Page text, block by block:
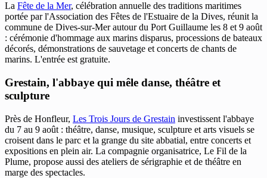
La Fête de la Mer, célébration annuelle des traditions maritimes
portée par l'Association des Fêtes de l'Estuaire de la Dives, réunit la
commune de Dives-sur-Mer autour du Port Guillaume les 8 et 9 août
: cérémonie d'hommage aux marins disparus, processions de bateaux
décorés, démonstrations de sauvetage et concerts de chants de
marins. L'entrée est gratuite.
Grestain, l'abbaye qui mêle danse, théâtre et
sculpture
Près de Honfleur, Les Trois Jours de Grestain investissent l'abbaye
du 7 au 9 août : théâtre, danse, musique, sculpture et arts visuels se
croisent dans le parc et la grange du site abbatial, entre concerts et
expositions en plein air. La compagnie organisatrice, Le Fil de la
Plume, propose aussi des ateliers de sérigraphie et de théâtre en
marge des spectacles.